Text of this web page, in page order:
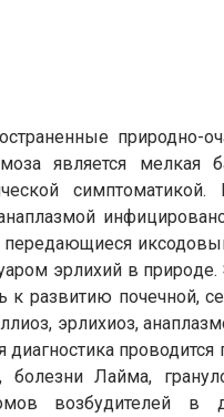
природно-
является мелкая
эрлихий в
развитию почечной,
эрлихиоз,
диагностика
Лайма,
возбудителей